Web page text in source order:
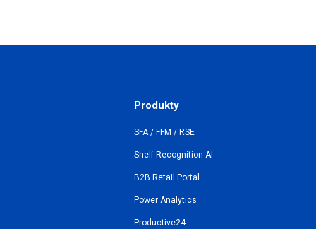
Produkty
SFA / FFM / RSE
Shelf Recognition AI
B2B Retail Portal
Power Analytics
Productive24